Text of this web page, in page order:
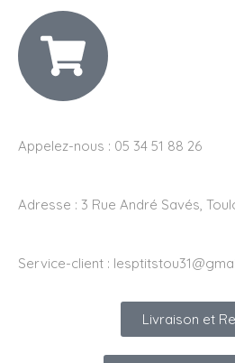
Appelez-nous : 05 34 51 88 26
Adresse : 3 Rue André Savés,
Service-client :
Livraison et